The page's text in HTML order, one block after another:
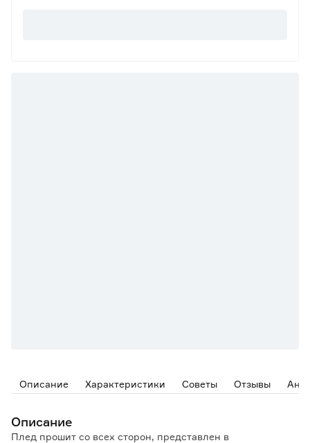
Описание Характеристики Советы Отзывы
Описание
Плед прошит со всех сторон, представлен в